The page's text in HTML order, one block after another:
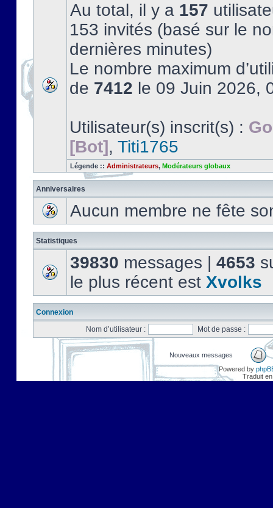
Au total, il y a 157
153 invités (basé sur le
dernières minutes)
Le nombre maximum
de 7412 le 09 Juin 2026,
Utilisateur(s) inscrit(s) :
[Bot], Titi1765
Légende :: Administrateurs, Modérateurs globaux
Anniversaires
Aucun membre ne fête
Statistiques
39830 messages | 4653
le plus récent est Xvolks
Connexion
Nom d’utilisateur :
Mot de passe :
Nouveaux messages
Powered by
Traduit